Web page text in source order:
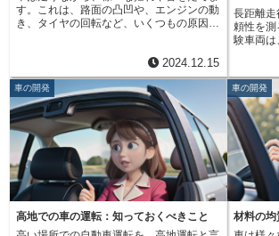
にぶつかった時、部品がどのように変形し
て、最終的にどんな形になるのかをより正
で、より安全な車を作るための設計に役立
てることができます。具体的には、衝突の
際に人が乗っている空間がどれだけ守られ
るか、あるいは、車がぶつかった時にどの
部品がどのように壊れるかを予測すること
で、より安全な構造を設計することができ
ます。また、車が古くなっていく過程で、
部品がどのように劣化していくかを予測す
ることもできます。幾何学的非線形解析
は、車だけでなく、建物や橋などの設計に
も応用されています。強い地震が起きた
時、建物や橋がどのように揺れて、どのよ
うに壊れるかを予測することで、より安全
な構造物を設計することが可能になりま
理にも役
設計通
ことで
ます。
が見つ
を改善
とがで
データ
す。タイ
体の運
す。例
ション
適な乗
り、試
なく、
ると言
す。これは、路面の凸凹や、エンジンの動
き、タイヤの回転など、いくつもの原因が
り心地を生み出すだけでなく、安全な運転
の妨げになったり、車体を傷めることにも
繋がります。まず、路面の凸凹は、タイヤ
を通じて車体に直接揺れを伝えます。この
揺れは、サスペンションと呼ばれるばねや
ダンパーによって和らげられますが、路面
の状況によっては大きな揺れになることも
あります。また、タイヤが回転するときに
も、路面との摩擦やタイヤ自体の変形で揺
れや音が発生します。これは、タイヤの溝
の形状や空気圧などによって変化します。
エンジンは、燃料を燃焼させて動力を生み
出す装置ですが、この燃焼に伴って大きな
2024.12.15
長距離
頼性を
験車両
を走行
する状
を評価
速道路
す。これ
道やデ
心地や操
た、気
変化も
さ、雨
認しま
壊れない
など、
車の開発
高地での車の運転：知っておくべきこと
車の開発
材料の